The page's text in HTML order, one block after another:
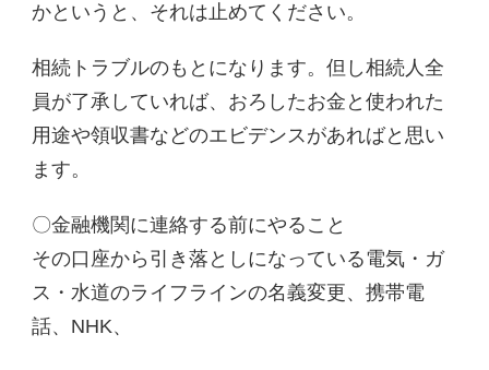
かというと、それは止めてください。
相続トラブルのもとになります。但し相続人全
員が了承していれば、おろしたお金と使われた
用途や領収書などのエビデンスがあればと思い
ます。
〇金融機関に連絡する前にやること
その口座から引き落としになっている電気・ガ
ス・水道のライフラインの名義変更、携帯電
話、NHK、